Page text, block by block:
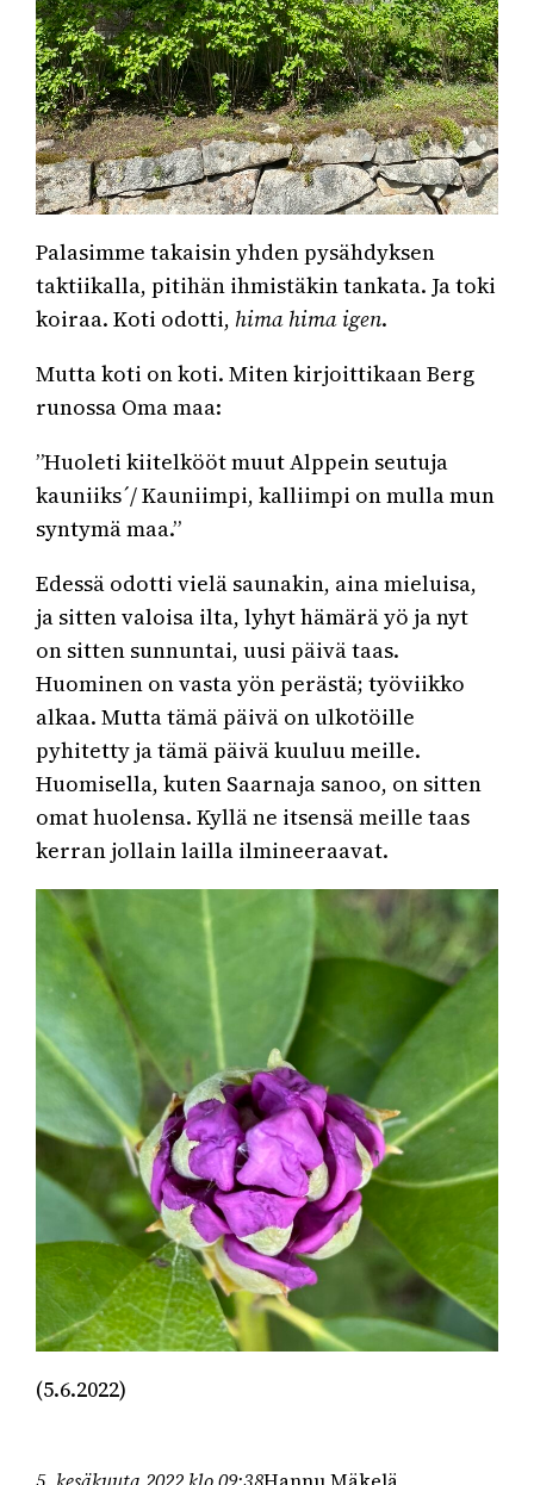
Palasimme takaisin yhden pysähdyksen
taktiikalla, pitihän ihmistäkin tankata. Ja toki
koiraa. Koti odotti, hima hima igen.
Mutta koti on koti. Miten kirjoittikaan Berg
runossa Oma maa:
”Huoleti kiitelkööt muut Alppein seutuja
kauniiks´/ Kauniimpi, kalliimpi on mulla mun
syntymä maa.”
Edessä odotti vielä saunakin, aina mieluisa,
ja sitten valoisa ilta, lyhyt hämärä yö ja nyt
on sitten sunnuntai, uusi päivä taas.
Huominen on vasta yön perästä; työviikko
alkaa. Mutta tämä päivä on ulkotöille
pyhitetty ja tämä päivä kuuluu meille.
Huomisella, kuten Saarnaja sanoo, on sitten
omat huolensa. Kyllä ne itsensä meille taas
kerran jollain lailla ilmineeraavat.
(5.6.2022)